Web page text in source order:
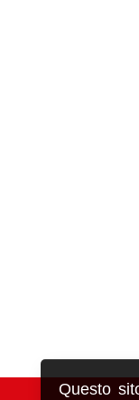
Questo